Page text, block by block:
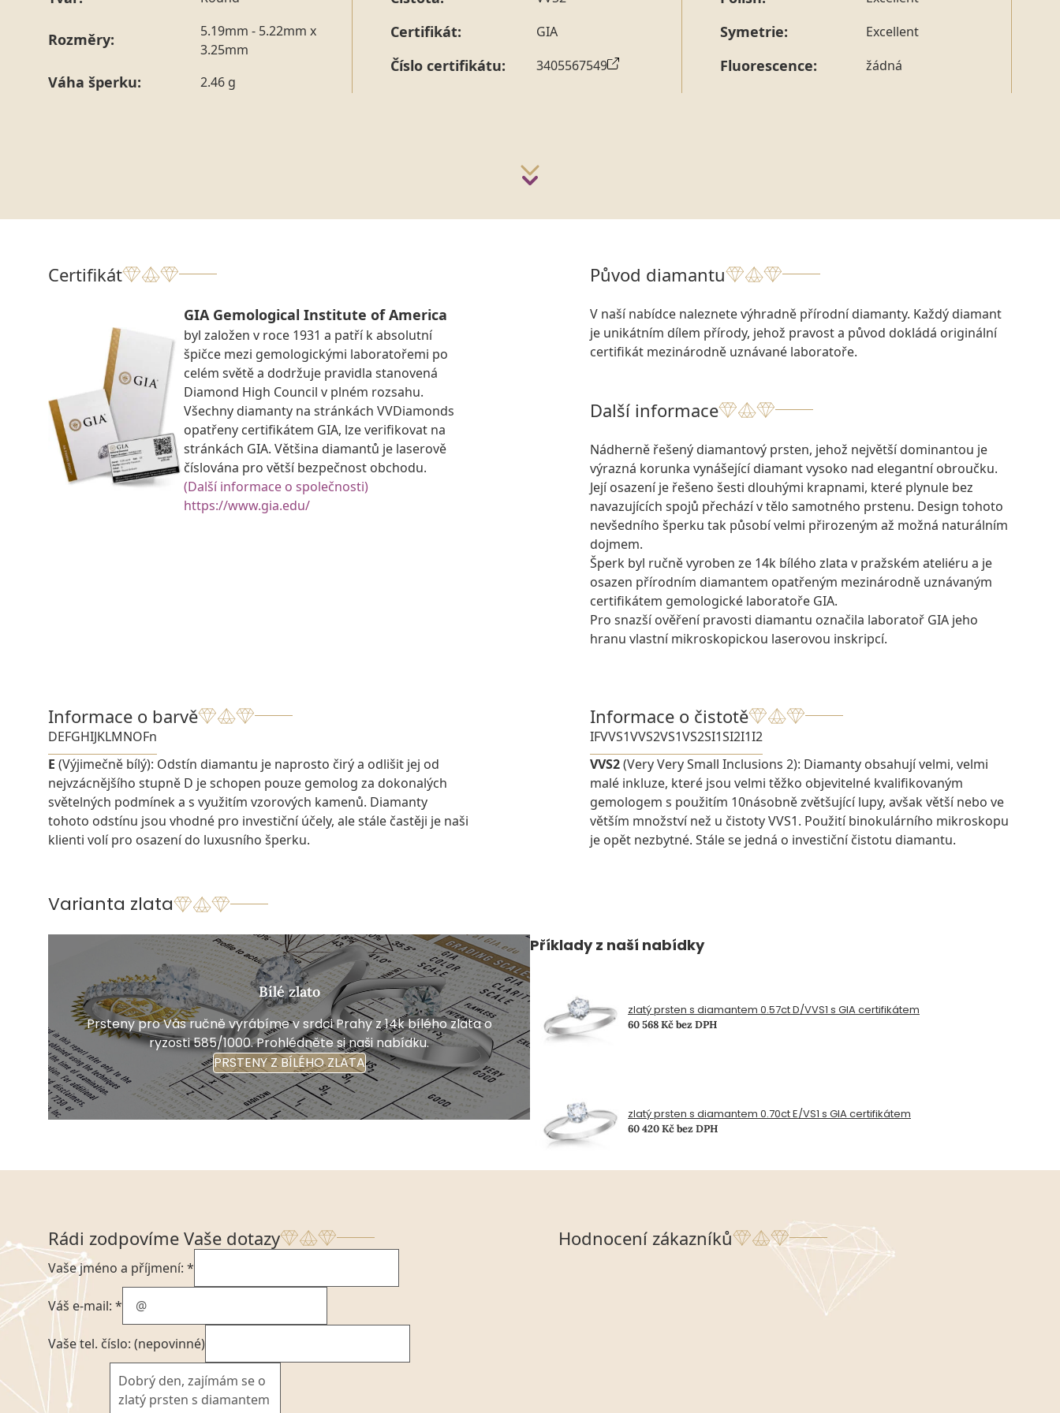
Pro sdělení skladové velikosti tohoto konkrétního prstenu nás můžete
Rozměry:
5.19mm - 5.22mm x
3.25mm
Váha šperku: 2.46 g
Certifikát: GIA
Číslo certifikátu: 3405567549
Symetrie: Excellent
Fluorescence: žádná
Certifikát
GIA Gemological Institute of America
byl založen v roce 1931 a patří k absolutní
špičce mezi gemologickými laboratořemi po
celém světě a dodržuje pravidla stanovená
Diamond High Council v plném rozsahu.
Všechny diamanty na stránkách VVDiamonds
opatřeny certifikátem GIA, lze verifikovat na
stránkách GIA. Většina diamantů je laserově
číslována pro větší bezpečnost obchodu.
(Další informace o společnosti)
https://www.gia.edu/
Původ diamantu
V naší nabídce naleznete výhradně přírodní diamanty. Každý diamant
je unikátním dílem přírody, jehož pravost a původ dokládá originální
certifikát mezinárodně uznávané laboratoře.
Další informace
Nádherně řešený diamantový prsten, jehož největší dominantou je
výrazná korunka vynášející diamant vysoko nad elegantní obroučku.
Její osazení je řešeno šesti dlouhými krapnami, které plynule bez
navazujících spojů přechází v tělo samotného prstenu. Design tohoto
nevšedního šperku tak působí velmi přirozeným až možná naturálním
dojmem.
Šperk byl ručně vyroben ze 14k bílého zlata v pražském ateliéru a je
osazen přírodním diamantem opatřeným mezinárodně uznávaným
certifikátem gemologické laboratoře GIA.
Pro snazší ověření pravosti diamantu označila laboratoř GIA jeho
hranu vlastní mikroskopickou laserovou inskripcí.
Informace o barvě
DEFGHIJKLMNOFn
E (Výjimečně bílý): Odstín diamantu je naprosto čirý a odlišit jej od
nejvzácnějšího stupně D je schopen pouze gemolog za dokonalých
světelných podmínek a s využitím vzorových kamenů. Diamanty
tohoto odstínu jsou vhodné pro investiční účely, ale stále častěji je naši
klienti volí pro osazení do luxusního šperku.
Informace o čistotě
IFVVS1VVS2VS1VS2SI1SI2I1I2
VVS2(Very Very Small Inclusions 2): Diamanty obsahují velmi, velmi
malé inkluze, které jsou velmi těžko objevitelné kvalifikovaným
gemologem s použitím 10násobně zvětšující lupy, avšak větší nebo ve
větším množství než u čistoty VVS1. Použití binokulárního mikroskopu
je opět nezbytné. Stále se jedná o investiční čistotu diamantu.
Varianta zlata
Bílé zlato
Prsteny pro Vás ručně vyrábíme v srdci Prahy z 14k bílého zlata o
ryzosti 585/1000. Prohlédněte si naši nabídku.
PRSTENY Z BÍLÉHO ZLATA
Příklady z naší nabídky
zlatý prsten s diamantem 0.57ct D/VVS1 s GIA certifikátem
60 568 Kč bez DPH
zlatý prsten s diamantem 0.70ct E/VS1 s GIA certifikátem
60 420 Kč bez DPH
Rádi zodpovíme Vaše dotazy
Vaše jméno a příjmení: *
Váš e-mail: *
Vaše tel. číslo: (nepovinné)
Hodnocení zákazníků